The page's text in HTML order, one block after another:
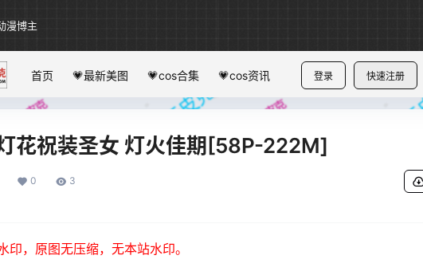
漫博主
登录 快速注册
首页 💗最新美图 💗cos合集 💗cos资讯
花祝装圣女 灯火佳期[58P-222M]
0 3
印，原图无压缩，无本站水印。